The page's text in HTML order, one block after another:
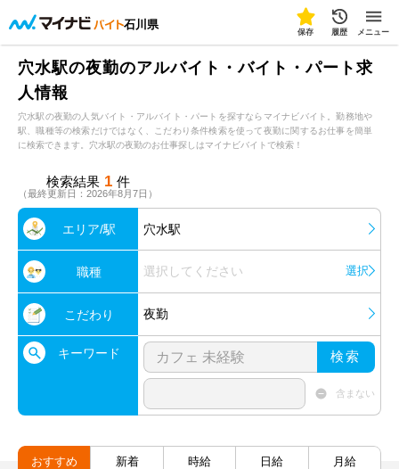
石川県
保存 履歴 メニュー
穴水駅の夜勤のアルバイト・バイト・パート求
人情報
穴水駅の夜勤の人気バイト・アルバイト・パートを探すならマイナビバイト。勤務地や
駅、職種等の検索だけではなく、こだわり条件検索を使って夜勤に関するお仕事を簡単
に検索できます。穴水駅の夜勤のお仕事探しはマイナビバイトで検索！
検索結果 1 件
（最終更新日：2026年8月7日）
エリア/駅 穴水駅
職種 選択してください 選択
こだわり 夜勤
キーワード 検索
含まない
おすすめ 新着 時給 日給 月給